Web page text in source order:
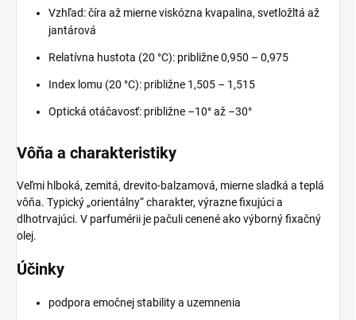
Vzhľad: číra až mierne viskózna kvapalina, svetložltá až
jantárová
Relatívna hustota (20 °C): približne 0,950 – 0,975
Index lomu (20 °C): približne 1,505 – 1,515
Optická otáčavosť: približne –10° až –30°
Vôňa a charakteristiky
Veľmi hlboká, zemitá, drevito-balzamová, mierne sladká a teplá
vôňa. Typický „orientálny“ charakter, výrazne fixujúci a
dlhotrvajúci. V parfumérii je pačuli cenené ako výborný fixačný
olej.
Účinky
podpora emočnej stability a uzemnenia